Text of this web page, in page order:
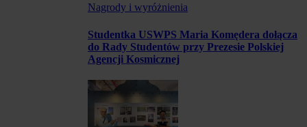
Nagrody i wyróżnienia
Studentka USWPS Maria Komędera dołącza
do Rady Studentów przy Prezesie Polskiej
Agencji Kosmicznej